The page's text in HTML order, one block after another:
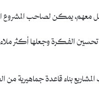
معهم، يمكن لصاحب المشروع
الفكرة وجعلها أكثر
بناء قاعدة جماهيرية من